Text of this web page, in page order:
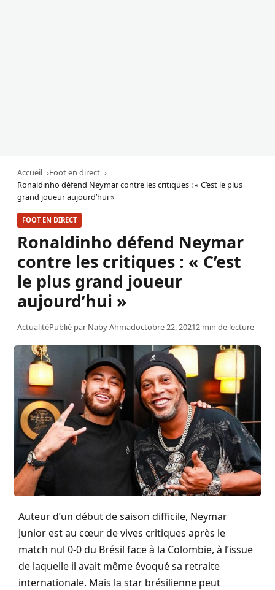
Accueil
Foot en direct
Ronaldinho défend Neymar contre les critiques : « C’est le plus
grand joueur aujourd’hui »
FOOT EN DIRECT
Ronaldinho défend Neymar
contre les critiques : « C’est
le plus grand joueur
aujourd’hui »
ActualitéPublié par Naby Ahmadoctobre 22, 20212 min de lecture
Auteur d’un début de saison difficile, Neymar
Junior est au cœur de vives critiques après le
match nul 0-0 du Brésil face à la Colombie, à l’issue
de laquelle il avait même évoqué sa retraite
internationale. Mais la star brésilienne peut